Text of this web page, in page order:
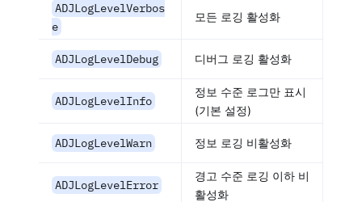
ADJLogLevelVerbos
e
모든 로깅 활성화
ADJLogLevelDebug 디버그 로깅 활성화
ADJLogLevelInfo
정보 수준 로그만 표시
(기본 설정)
ADJLogLevelWarn 정보 로깅 비활성화
ADJLogLevelError
경고 수준 로깅 이하 비
활성화